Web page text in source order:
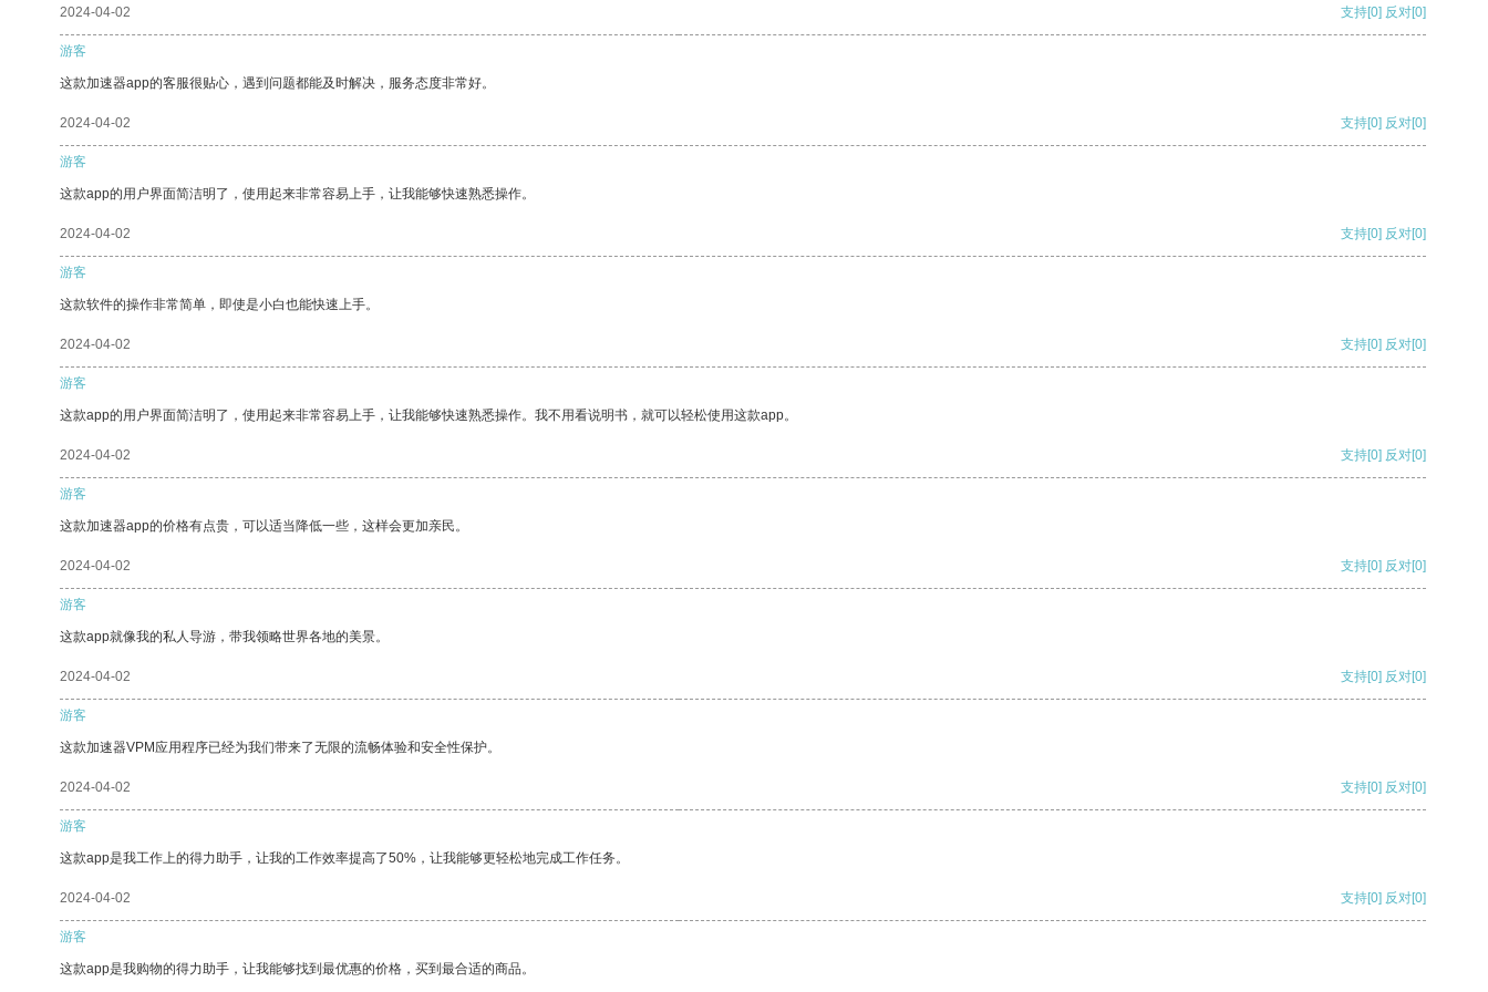
2024-04-02 支持[0] 反对[0]
游客
这款加速器app的客服很贴心，遇到问题都能及时解决，服务态度非常好。
2024-04-02 支持[0] 反对[0]
游客
这款app的用户界面简洁明了，使用起来非常容易上手，让我能够快速熟悉操作。
2024-04-02 支持[0] 反对[0]
游客
这款软件的操作非常简单，即使是小白也能快速上手。
2024-04-02 支持[0] 反对[0]
游客
这款app的用户界面简洁明了，使用起来非常容易上手，让我能够快速熟悉操作。我不用看说明书，就可以轻松使用这款app。
2024-04-02 支持[0] 反对[0]
游客
这款加速器app的价格有点贵，可以适当降低一些，这样会更加亲民。
2024-04-02 支持[0] 反对[0]
游客
这款app就像我的私人导游，带我领略世界各地的美景。
2024-04-02 支持[0] 反对[0]
游客
这款加速器VPM应用程序已经为我们带来了无限的流畅体验和安全性保护。
2024-04-02 支持[0] 反对[0]
游客
这款app是我工作上的得力助手，让我的工作效率提高了50%，让我能够更轻松地完成工作任务。
2024-04-02 支持[0] 反对[0]
游客
这款app是我购物的得力助手，让我能够找到最优惠的价格，买到最合适的商品。